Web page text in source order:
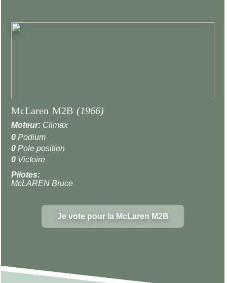
McLaren M2B (1966)
Moteur: Climax
0 Podium
0 Pole position
0 Victoire
Pilotes:
McLAREN Bruce
Je vote pour la McLaren M2B